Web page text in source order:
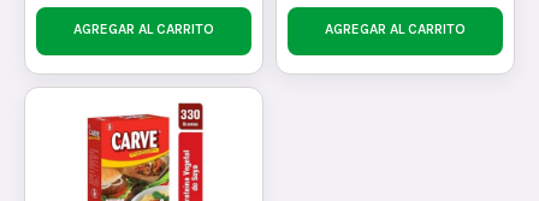
AGREGAR AL CARRITO AGREGAR AL CARRITO